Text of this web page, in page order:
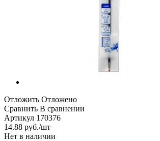
Отложить Отложено
Сравнить В сравнении
Артикул 170376
14.88 руб./шт
Нет в наличии